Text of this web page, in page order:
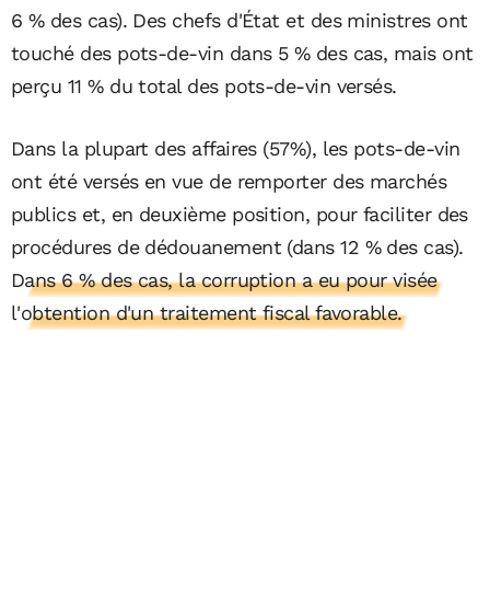
6 % des cas). Des chefs d'État et des ministres ont
touché des pots-de-vin dans 5 % des cas, mais ont
perçu 11 % du total des pots-de-vin versés.
Dans la plupart des affaires (57%), les pots-de-vin
ont été versés en vue de remporter des marchés
publics et, en deuxième position, pour faciliter des
procédures de dédouanement (dans 12 % des cas).
Dans 6 % des cas, la corruption a eu pour visée
l'obtention d'un traitement fiscal favorable.